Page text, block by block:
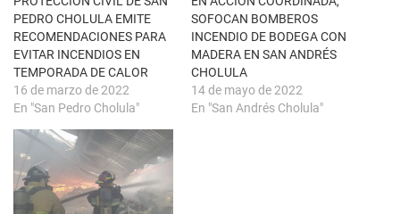
t
a
n
a
n
u
v
a
)
(
S
e
a
b
r
e
e
n
u
n
v
e
n
t
a
n
PEDRO CHOLULA EMITE
RECOMENDACIONES PARA
EVITAR INCENDIOS EN
TEMPORADA DE CALOR
16 de marzo de 2022
En "San Pedro Cholula"
SOFOCAN BOMBEROS
INCENDIO DE BODEGA CON
MADERA EN SAN ANDRÉS
CHOLULA
14 de mayo de 2022
En "San Andrés Cholula"